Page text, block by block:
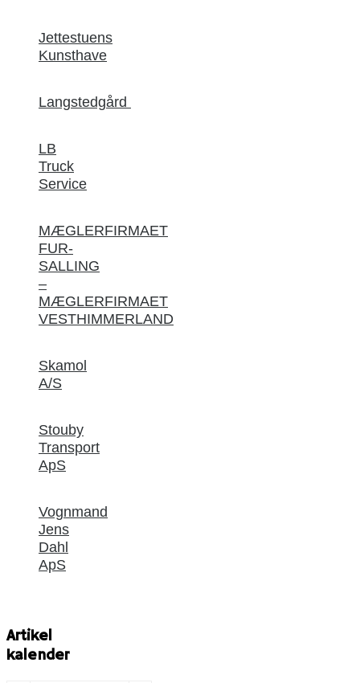
Jettestuens
Kunsthave
Langstedgård
LB
Truck
Service
MÆGLERFIRMAET
FUR-
SALLING
–
MÆGLERFIRMAET
VESTHIMMERLAND
Skamol
A/S
Stouby
Transport
ApS
Vognmand
Jens
Dahl
ApS
Artikel
kalender